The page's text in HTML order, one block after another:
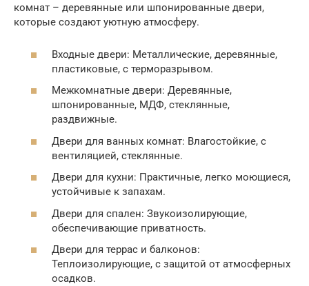
комнат – деревянные или шпонированные двери,
которые создают уютную атмосферу.
Входные двери: Металлические, деревянные,
пластиковые, с терморазрывом.
Межкомнатные двери: Деревянные,
шпонированные, МДФ, стеклянные,
раздвижные.
Двери для ванных комнат: Влагостойкие, с
вентиляцией, стеклянные.
Двери для кухни: Практичные, легко моющиеся,
устойчивые к запахам.
Двери для спален: Звукоизолирующие,
обеспечивающие приватность.
Двери для террас и балконов:
Теплоизолирующие, с защитой от атмосферных
осадков.